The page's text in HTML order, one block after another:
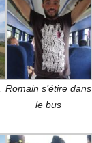
Romain s’étire dans
le bus